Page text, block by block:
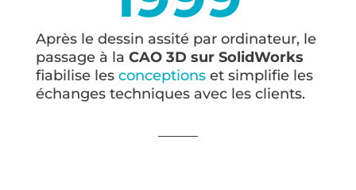
Après le dessin assité par ordinateur, le
passage à la CAO 3D sur SolidWorks
fiabilise les conceptionset simplifie les
échanges techniques avec les clients.